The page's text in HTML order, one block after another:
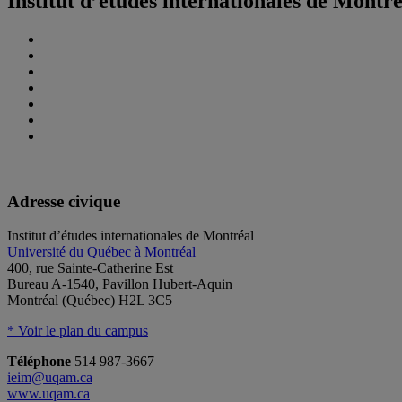
Adresse civique
Institut d’études internationales de Montréal
Université du Québec à Montréal
400, rue Sainte-Catherine Est
Bureau A-1540, Pavillon Hubert-Aquin
Montréal (Québec) H2L 3C5
* Voir le plan du campus
Téléphone 514 987-3667
ieim@uqam.ca
www.uqam.ca